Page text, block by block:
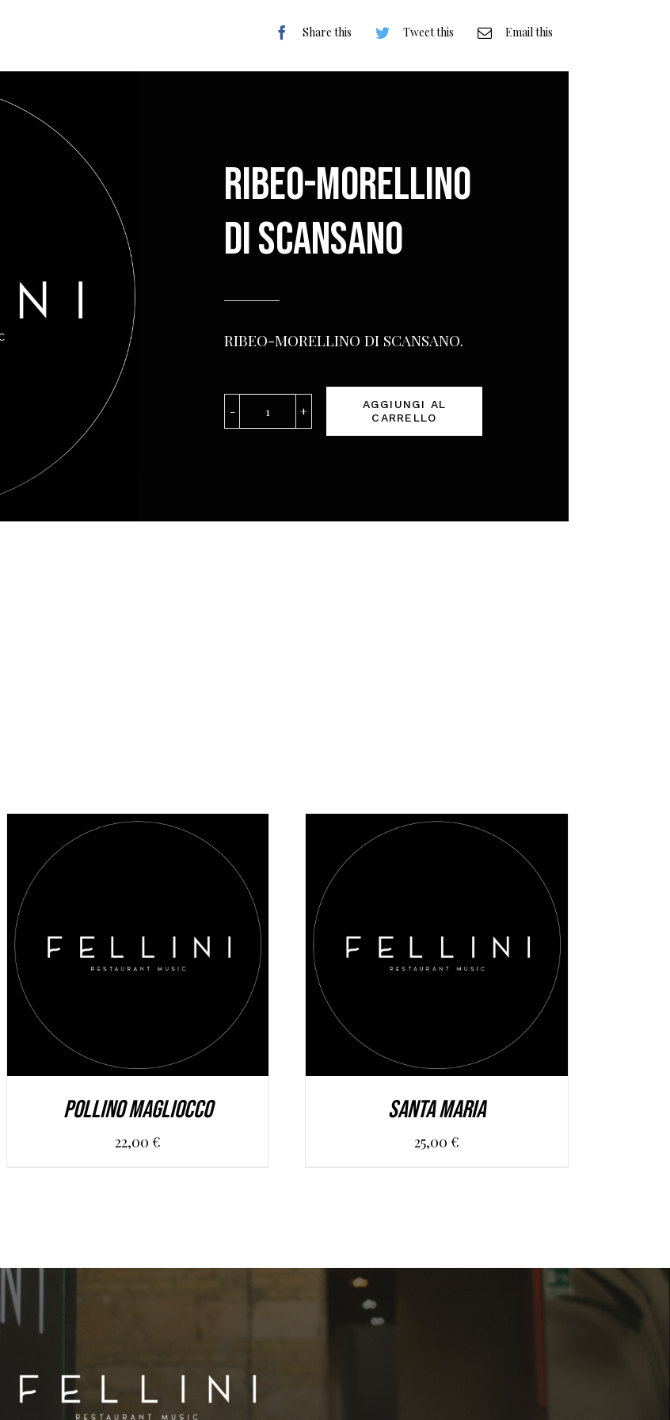
Share this Tweet this Email this
RIBEO-MORELLINO
DI SCANSANO
RIBEO-MORELLINO DI SCANSANO.
RIBEO-
MORELLINO
AGGIUNGI AL
CARRELLO
AGGIUNGI AL CARRELLO DETAILS
POLLINO MAGLIOCCO
22,00 €
AGGIUNGI AL CARRELLO DETAILS
SANTA MARIA
25,00 €